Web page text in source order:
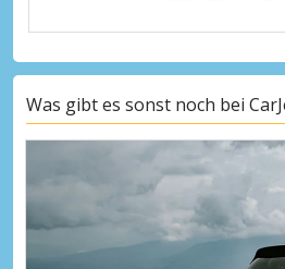
Was gibt es sonst noch bei